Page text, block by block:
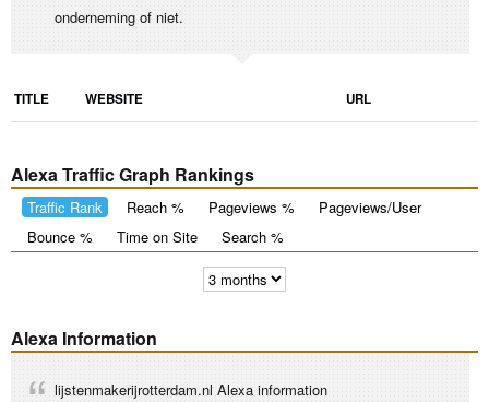
onderneming of niet.
TITLE WEBSITE URL
Alexa Traffic Graph Rankings
Traffic Rank Reach % Pageviews %
Pageviews/User
Bounce %
Time on Site Search %
Alexa Information
lijstenmakerijrotterdam.nl Alexa information